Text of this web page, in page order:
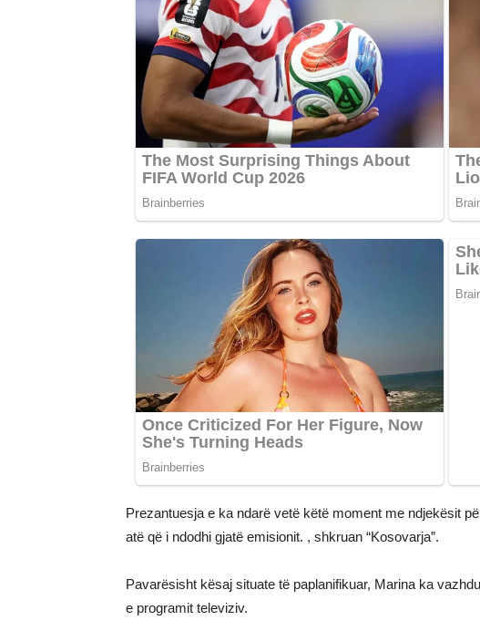
Prezantuesja e ka ndarë vetë këtë moment me ndjekësit
atë që i ndodhi gjatë emisionit. , shkruan “Kosovarja”.
Pavarësisht kësaj situate të paplanifikuar, Marina ka
e programit televiziv.